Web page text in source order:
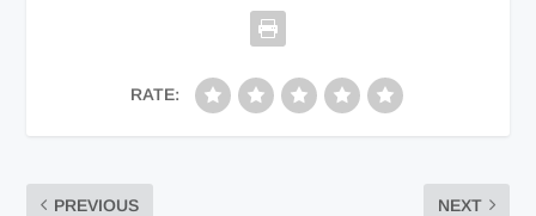
RATE:
PREVIOUS NEXT